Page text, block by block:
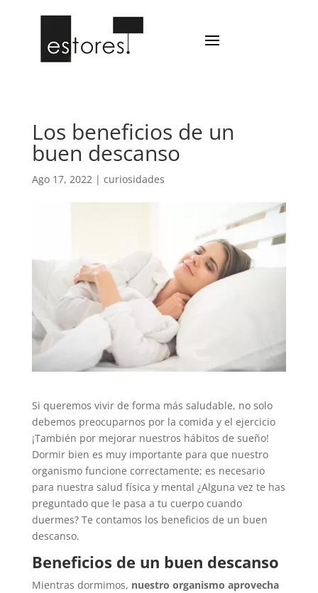
Los beneficios de un
buen descanso
Ago 17, 2022| curiosidades
Si queremos vivir de forma más saludable, no solo
debemos preocuparnos por la comida y el ejercicio
¡También por mejorar nuestros hábitos de sueño!
Dormir bien es muy importante para que nuestro
organismo funcione correctamente; es necesario
para nuestra salud física y mental ¿Alguna vez te has
preguntado que le pasa a tu cuerpo cuando
duermes? Te contamos los beneficios de un buen
descanso.
Beneficios de un buen descanso
Mientras dormimos, nuestro organismo aprovecha